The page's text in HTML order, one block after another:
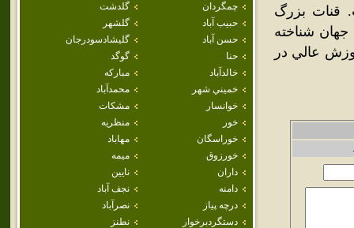
چمگردان
گلدشت
حبيب آباد
گلشهر
حسن آباد
گليشادسودرجان
حنا
گوگد
خالدآباد
مباركه
خميني شهر
محمدآباد
خوانسار
مشكات
خور
منظريه
خوراسگان
مهاباد
خورزوق
ميمه
داران
نايين
دامنه
نجف آباد
درچه پياز
نصرآباد
دستگردبرخوار
نطنز
قنات بزرگ
شناخته
عالي در